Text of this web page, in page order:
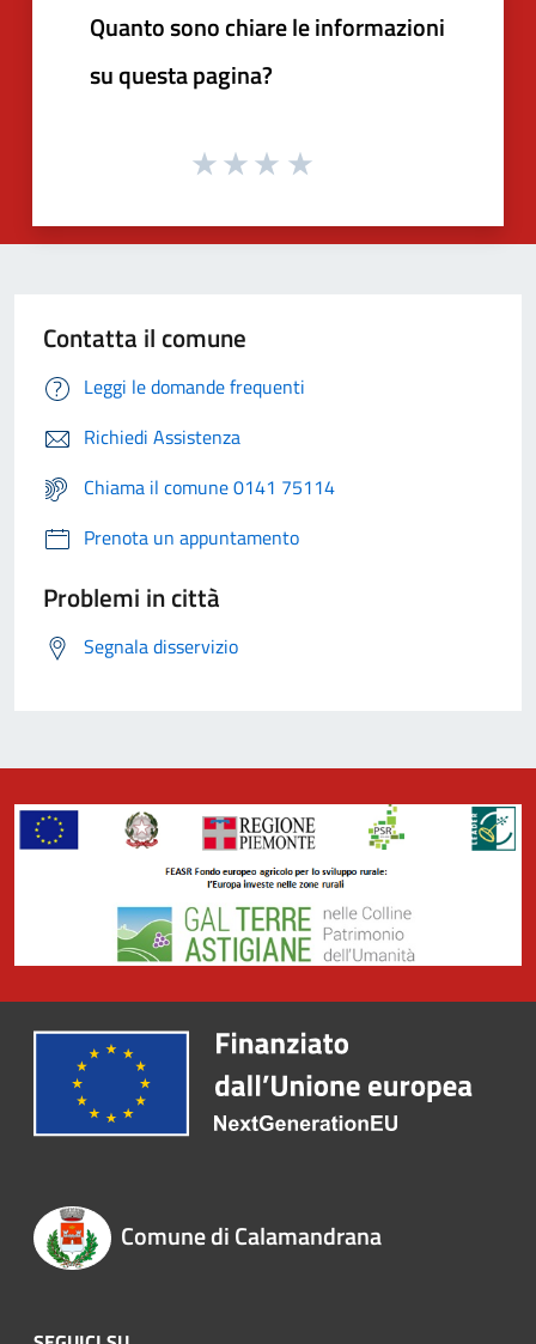
Quanto sono chiare le informazioni
su questa pagina?
Contatta il comune
Leggi le domande frequenti
Richiedi Assistenza
Chiama il comune 0141 75114
Prenota un appuntamento
Problemi in città
Segnala disservizio
Comune di Calamandrana